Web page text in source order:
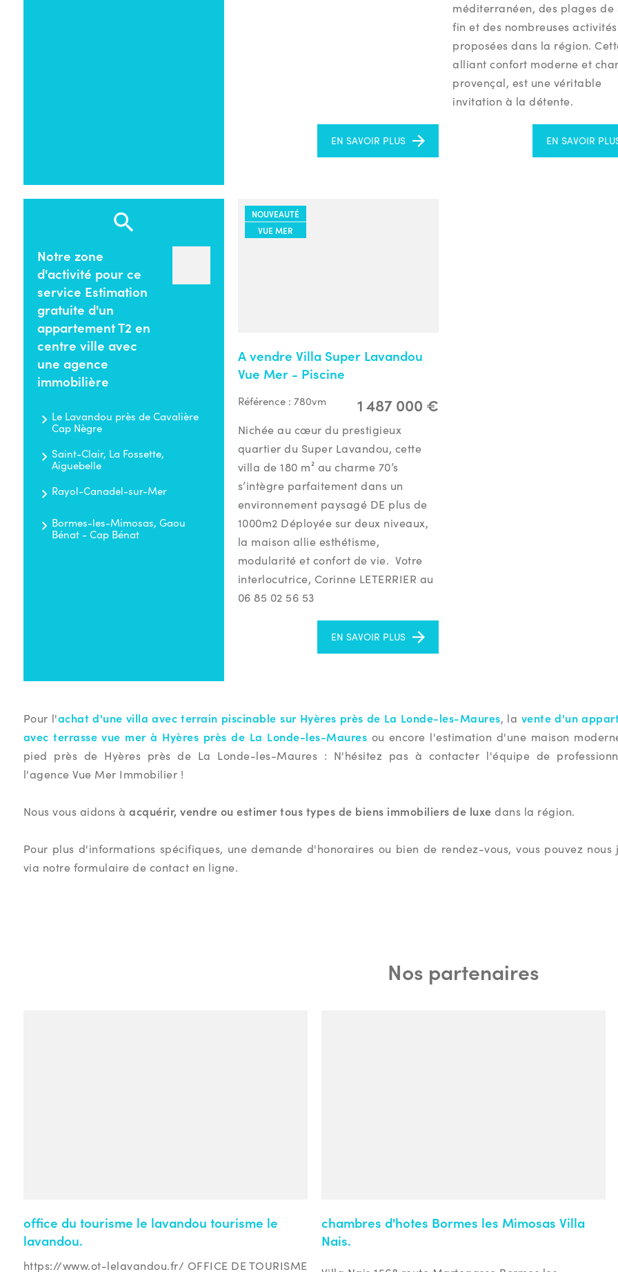
EN SAVOIR PLUS
méditerranéen, des plages de
fin et des nombreuses activités
proposées dans la région.
alliant confort moderne et
provençal, est une véritable
invitation à la détente.
EN SAVOIR
Notre zone
d'activité pour ce
service Estimation
gratuite d'un
appartement T2 en
centre ville avec
une agence
immobilière
Le Lavandou près de Cavalière
Cap Nègre
Saint-Clair, La Fossette,
Aiguebelle
Rayol-Canadel-sur-Mer
Bormes-les-Mimosas, Gaou
Bénat - Cap Bénat
NOUVEAUTÉ
VUE MER
A vendre Villa Super Lavandou
Vue Mer - Piscine
Référence : 780vm 1 487 000 €
Nichée au cœur du prestigieux
quartier du Super Lavandou, cette
villa de 180 m² au charme 70’s
s’intègre parfaitement dans un
environnement paysagé DE plus de
1000m2 Déployée sur deux niveaux,
la maison allie esthétisme,
modularité et confort de vie. Votre
interlocutrice, Corinne LETERRIER au
06 85 02 56 53
EN SAVOIR PLUS
Pour l'achat d'une villa avec terrain piscinable sur Hyères près de La Londe-les-Maures, la vente d'un
avec terrasse vue mer à Hyères près de La Londe-les-Maures ou encore l'estimation d'une maison
pied près de Hyères près de La Londe-les-Maures : N'hésitez pas à contacter l'équipe de
l'agence Vue Mer Immobilier !
Nous vous aidons àacquérir, vendre ou estimer tous types de biens immobiliers de luxe dans la région.
Pour plus d'informations spécifiques, une demande d'honoraires ou bien de rendez-vous, vous pouvez nous
via notre formulaire de contact en ligne.
Nos partenaires
office du tourisme le lavandou tourisme le
lavandou.
https://www.ot-lelavandou.fr/ OFFICE DE TOURISME
chambres d'hotes Bormes les Mimosas Villa
Nais.